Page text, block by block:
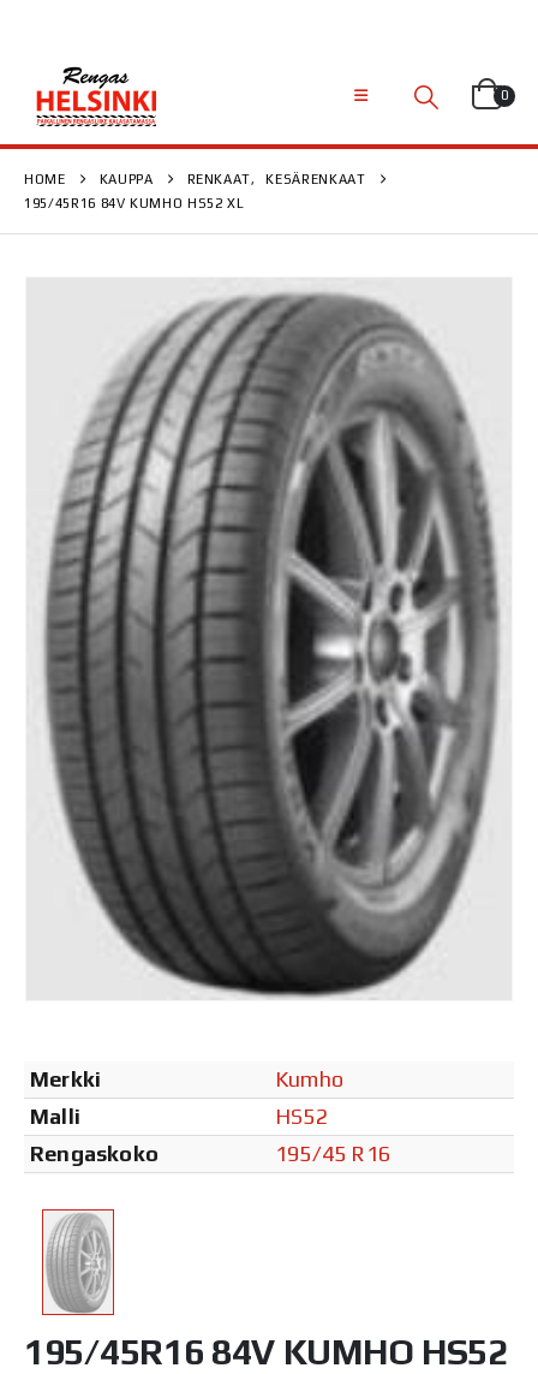
0
HOME KAUPPA RENKAAT,
KESÄRENKAAT
195/45R16 84V KUMHO HS52 XL
Merkki
Kumho
Malli
HS52
Rengaskoko
195/45 R16
195/45R16 84V KUMHO HS52